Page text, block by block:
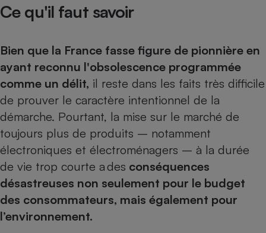
Ce qu'il faut savoir
Bien que la France fasse figure de pionnière en
ayant reconnu l'obsolescence programmée
comme un délit, il reste dans les faits très difficile
de prouver le caractère intentionnel de la
démarche. Pourtant, la mise sur le marché de
toujours plus de produits – notamment
électroniques et électroménagers – à la durée
de vie trop courte a des conséquences
désastreuses non seulement pour le budget
des consommateurs, mais également pour
l’environnement.
Lave-linge
Plaque de cuisson à
induction
Téléviseur
Téléphone mobile -
Smartphone
Radiateur électrique
Antimoustique